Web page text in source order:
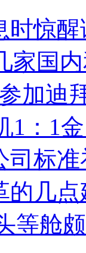
时惊
家国
加迪
1：1
司标准
的几点
等舱